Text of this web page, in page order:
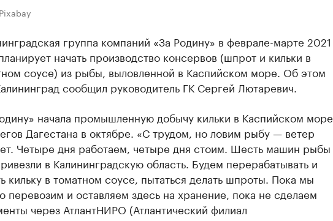
группа компаний «За Родину» в феврале-марте 2021
начать производство консервов (шпрот и кильки в
соусе) из рыбы, выловленной в Каспийском море. Об этом
сообщил руководитель ГК Сергей Лютаревич.
начала промышленную добычу кильки в Каспийском море
Дагестана в октябре. «С трудом, но ловим рыбу — ветер
Четыре дня работаем, четыре дня стоим. Шесть машин рыбы
в Калининградскую область. Будем перерабатывать и
кильку в томатном соусе, пытаться делать шпроты. Пока мы
перевозим и оставляем здесь на хранение, пока не сделаем
через АтлантНИРО (Атлантический филиал